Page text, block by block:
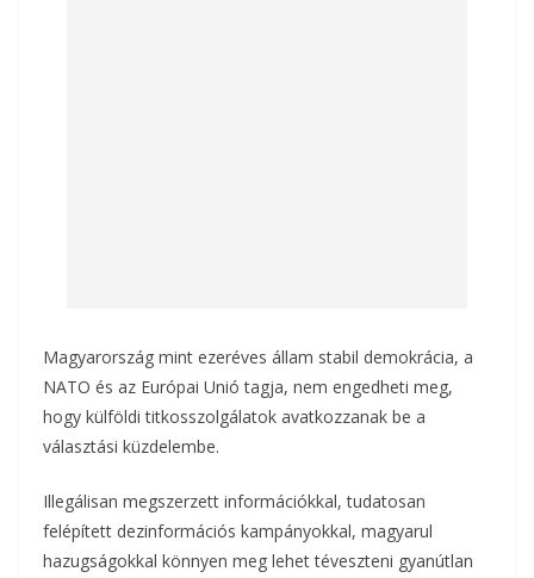
Magyarország mint ezeréves állam stabil demokrácia, a
NATO és az Európai Unió tagja, nem engedheti meg,
hogy külföldi titkosszolgálatok avatkozzanak be a
választási küzdelembe.
Illegálisan megszerzett információkkal, tudatosan
felépített dezinformációs kampányokkal, magyarul
hazugságokkal könnyen meg lehet téveszteni gyanútlan